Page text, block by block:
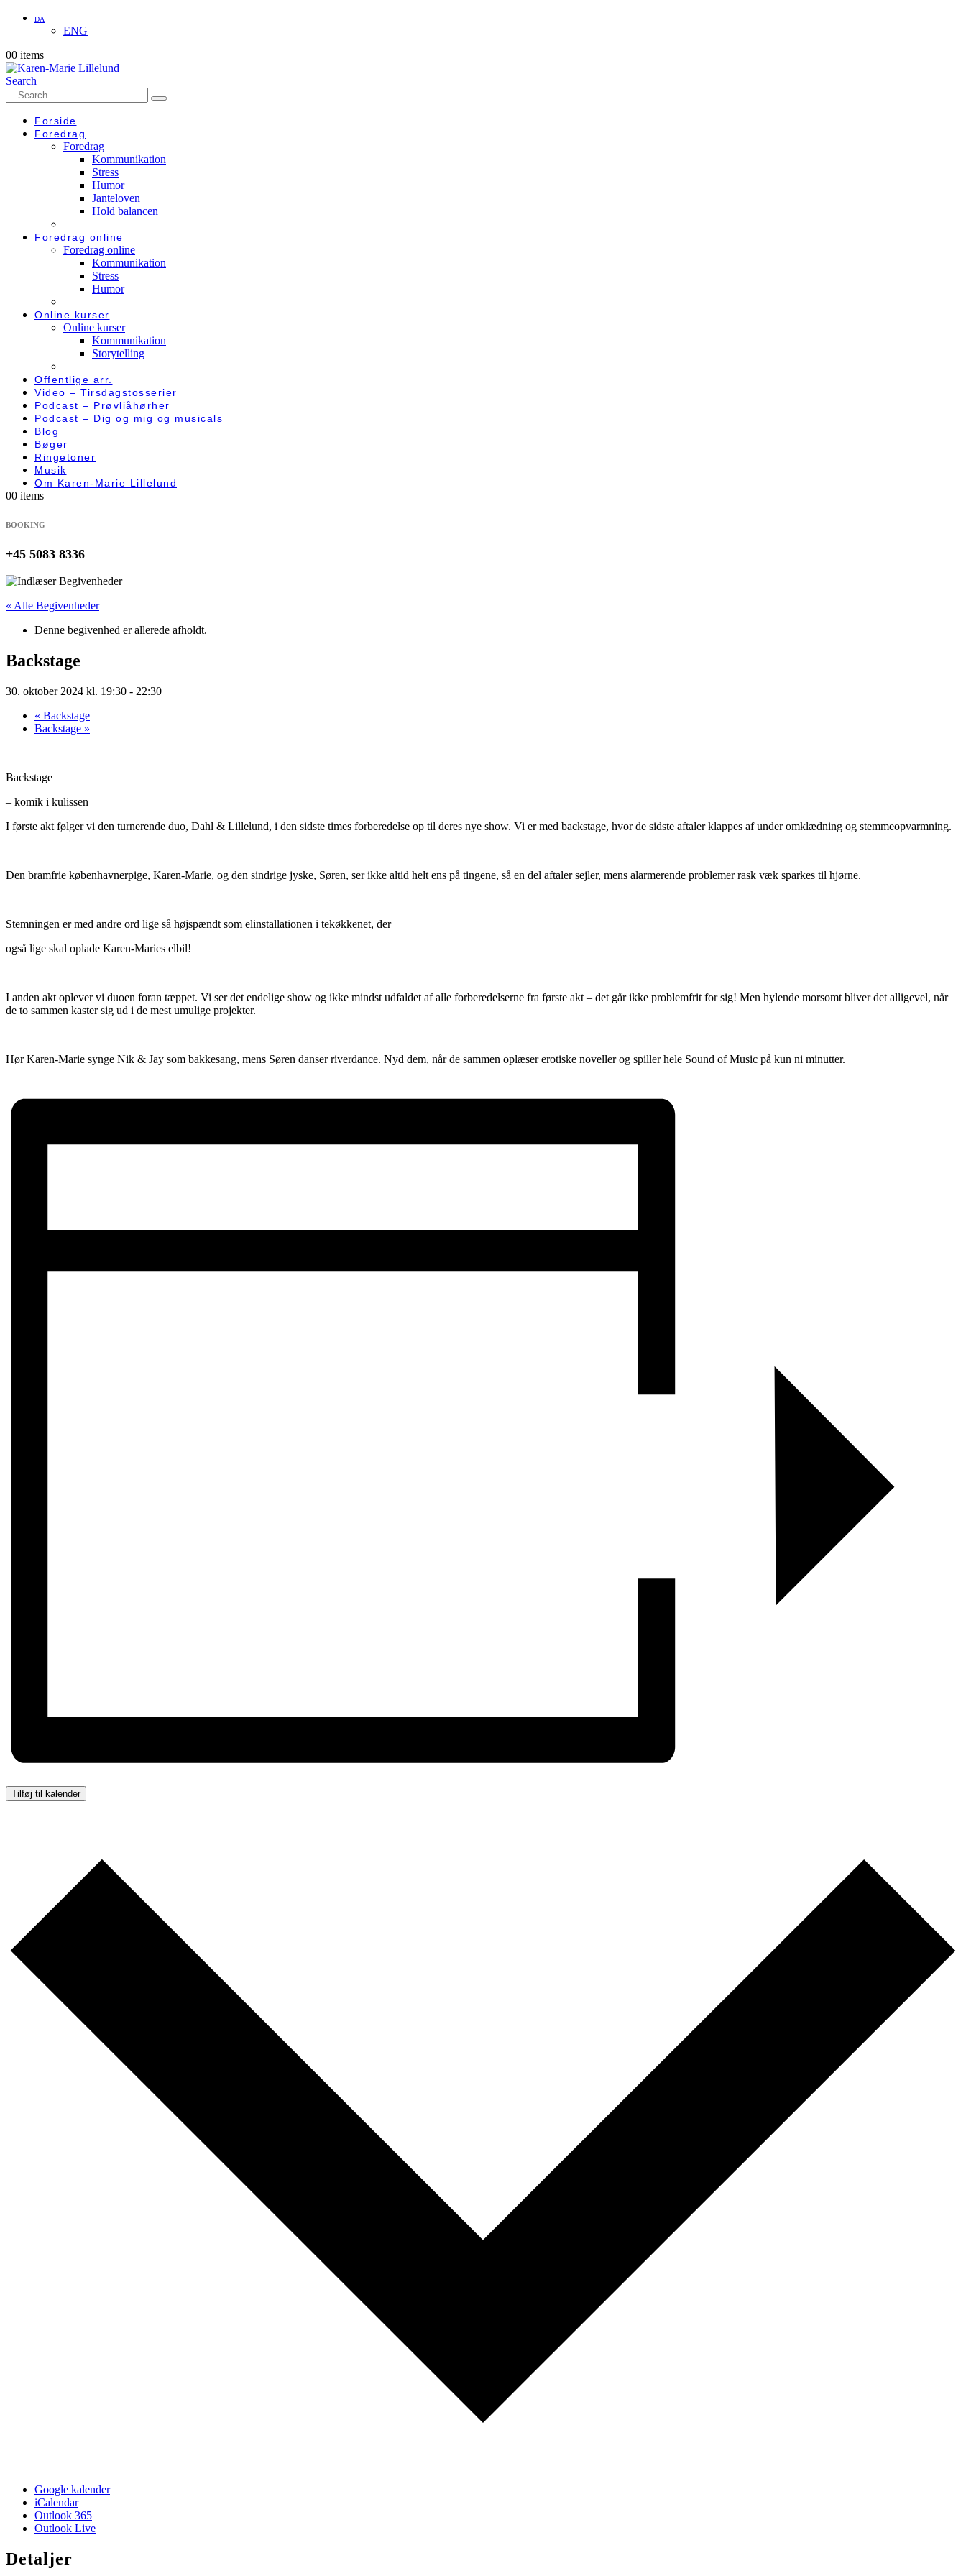
DA
ENG
00 items
Search
Forside
Foredrag
Foredrag
Kommunikation
Stress
Humor
Janteloven
Hold balancen
Foredrag online
Foredrag online
Kommunikation
Stress
Humor
Online kurser
Online kurser
Kommunikation
Storytelling
Offentlige arr.
Video – Tirsdagstosserier
Podcast – Prøvliåhørher
Podcast – Dig og mig og musicals
Blog
Bøger
Ringetoner
Musik
Om Karen-Marie Lillelund
00 items
BOOKING
+45 5083 8336
« Alle Begivenheder
Denne begivenhed er allerede afholdt.
Backstage
30. oktober 2024 kl. 19:30 - 22:30
« Backstage
Backstage »
Backstage
– komik i kulissen
I første akt følger vi den turnerende duo, Dahl & Lillelund, i den sidste times forberedelse op til deres nye show. Vi er med backstage, hvor de sidste aftaler klappes af under omklædning og stemmeopvarmning.
Den bramfrie københavnerpige, Karen-Marie, og den sindrige jyske, Søren, ser ikke altid helt ens på tingene, så en del aftaler sejler, mens alarmerende problemer rask væk sparkes til hjørne.
Stemningen er med andre ord lige så højspændt som elinstallationen i tekøkkenet, der
også lige skal oplade Karen-Maries elbil!
I anden akt oplever vi duoen foran tæppet. Vi ser det endelige show og ikke mindst udfaldet af alle forberedelserne fra første akt – det går ikke problemfrit for sig! Men hylende morsomt bliver det alligevel, når
de to sammen kaster sig ud i de mest umulige projekter.
Hør Karen-Marie synge Nik & Jay som bakkesang, mens Søren danser riverdance. Nyd dem, når de sammen oplæser erotiske noveller og spiller hele Sound of Music på kun ni minutter.
Tilføj til kalender
Google kalender
iCalendar
Outlook 365
Outlook Live
Detaljer